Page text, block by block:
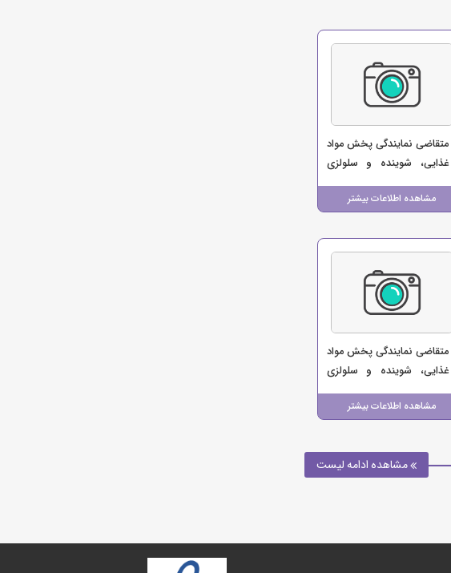
مشاهده اطلاعات بیشتر
متقاضی نمایندگی پخش مواد
غذایی، شوینده و سلولزی
(صالحی)
مشاهده اطلاعات بیشتر
متقاضی نمایندگی پخش مواد
غذایی، شوینده و سلولزی
(شرکت پخش مهدا تجارت
رسامهر)
مشاهده ادامه لیست